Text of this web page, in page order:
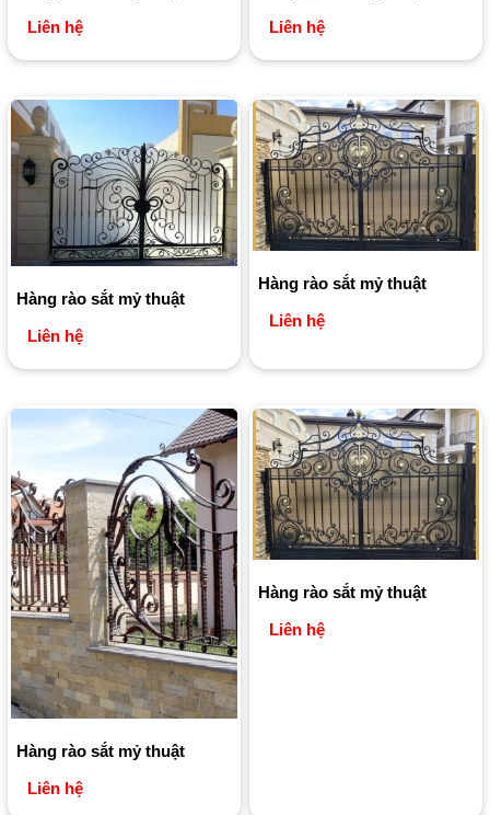
Liên hệ
Liên hệ
Hàng rào sắt mỷ thuật
Liên hệ
Hàng rào sắt mỷ thuật
Liên hệ
Hàng rào sắt mỷ thuật
Liên hệ
Hàng rào sắt mỷ thuật
Liên hệ